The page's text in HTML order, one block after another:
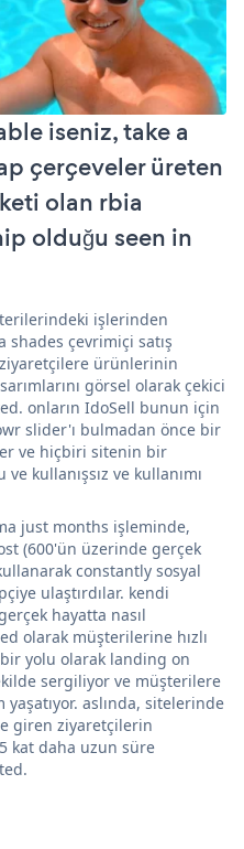
iseniz, take a
çerçeveler üreten
olan rbia
olduğu seen in
işlerinden
çevrimiçi satış
ürünlerinin
görsel olarak çekici
onların IdoSell bunun için
slider'ı bulmadan önce bir
ve hiçbiri sitenin bir
kullanışsız ve kullanımı
just months işleminde,
(600'ün üzerinde gerçek
constantly sosyal
ulaştırdılar. kendi
hayatta nasıl
olarak müşterilerine hızlı
yolu olarak landing on
sergiliyor ve müşterilere
aslında, sitelerinde
giren ziyaretçilerin
kat daha uzun süre